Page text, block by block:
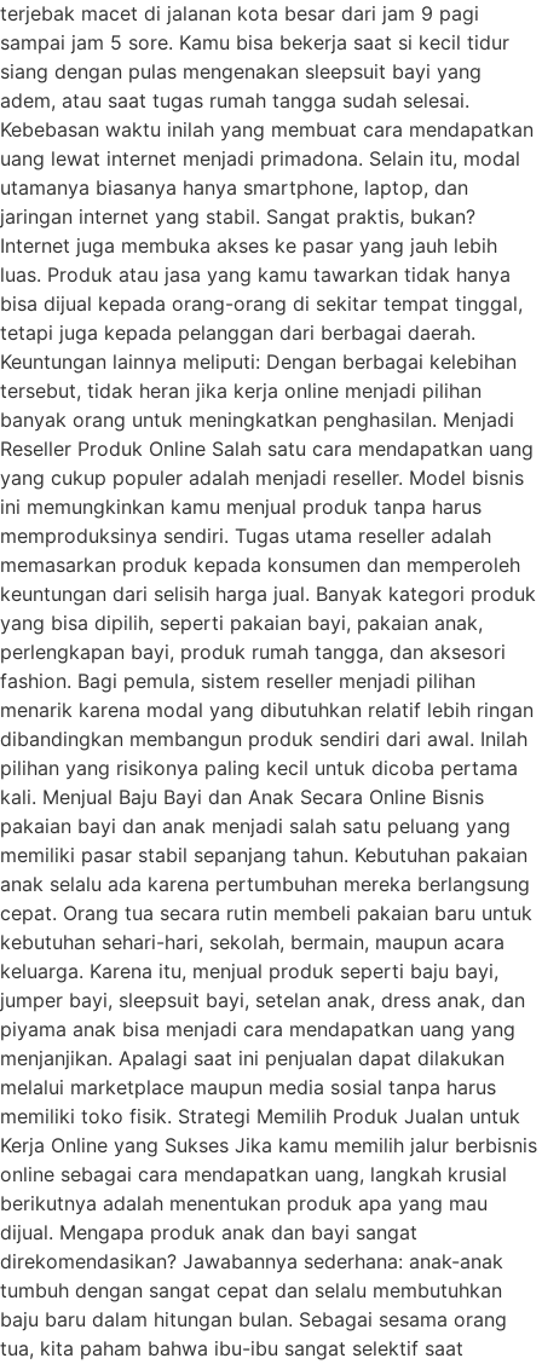
terjebak macet di jalanan kota besar dari jam 9 pagi
sampai jam 5 sore. Kamu bisa bekerja saat si kecil tidur
siang dengan pulas mengenakan sleepsuit bayi yang
adem, atau saat tugas rumah tangga sudah selesai.
Kebebasan waktu inilah yang membuat cara mendapatkan
uang lewat internet menjadi primadona. Selain itu, modal
utamanya biasanya hanya smartphone, laptop, dan
jaringan internet yang stabil. Sangat praktis, bukan?
Internet juga membuka akses ke pasar yang jauh lebih
luas. Produk atau jasa yang kamu tawarkan tidak hanya
bisa dijual kepada orang-orang di sekitar tempat tinggal,
tetapi juga kepada pelanggan dari berbagai daerah.
Keuntungan lainnya meliputi: Dengan berbagai kelebihan
tersebut, tidak heran jika kerja online menjadi pilihan
banyak orang untuk meningkatkan penghasilan. Menjadi
Reseller Produk Online Salah satu cara mendapatkan uang
yang cukup populer adalah menjadi reseller. Model bisnis
ini memungkinkan kamu menjual produk tanpa harus
memproduksinya sendiri. Tugas utama reseller adalah
memasarkan produk kepada konsumen dan memperoleh
keuntungan dari selisih harga jual. Banyak kategori produk
yang bisa dipilih, seperti pakaian bayi, pakaian anak,
perlengkapan bayi, produk rumah tangga, dan aksesori
fashion. Bagi pemula, sistem reseller menjadi pilihan
menarik karena modal yang dibutuhkan relatif lebih ringan
dibandingkan membangun produk sendiri dari awal. Inilah
pilihan yang risikonya paling kecil untuk dicoba pertama
kali. Menjual Baju Bayi dan Anak Secara Online Bisnis
pakaian bayi dan anak menjadi salah satu peluang yang
memiliki pasar stabil sepanjang tahun. Kebutuhan pakaian
anak selalu ada karena pertumbuhan mereka berlangsung
cepat. Orang tua secara rutin membeli pakaian baru untuk
kebutuhan sehari-hari, sekolah, bermain, maupun acara
keluarga. Karena itu, menjual produk seperti baju bayi,
jumper bayi, sleepsuit bayi, setelan anak, dress anak, dan
piyama anak bisa menjadi cara mendapatkan uang yang
menjanjikan. Apalagi saat ini penjualan dapat dilakukan
melalui marketplace maupun media sosial tanpa harus
memiliki toko fisik. Strategi Memilih Produk Jualan untuk
Kerja Online yang Sukses Jika kamu memilih jalur berbisnis
online sebagai cara mendapatkan uang, langkah krusial
berikutnya adalah menentukan produk apa yang mau
dijual. Mengapa produk anak dan bayi sangat
direkomendasikan? Jawabannya sederhana: anak-anak
tumbuh dengan sangat cepat dan selalu membutuhkan
baju baru dalam hitungan bulan. Sebagai sesama orang
tua, kita paham bahwa ibu-ibu sangat selektif saat